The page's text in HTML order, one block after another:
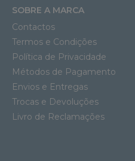
SOBRE A MARCA
Contactos
Termos e Condições
Política de Privacidade
Métodos de Pagamento
Envios e Entregas
Trocas e Devoluções
Livro de Reclamações